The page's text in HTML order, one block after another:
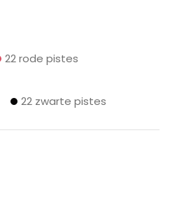
22 rode pistes
22 zwarte pistes